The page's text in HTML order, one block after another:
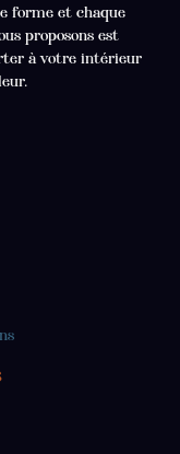
forme et chaque
proposons est
à votre intérieur